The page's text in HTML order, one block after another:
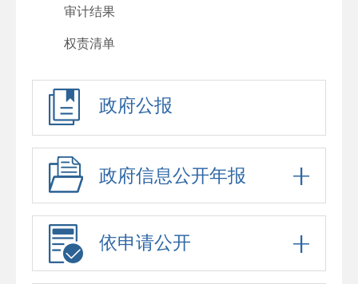
审计结果
权责清单
处罚强制
重大项目
政府采购
重大民生信息
招考录用
应急预案
政府公报
政府信息公开年报
依申请公开